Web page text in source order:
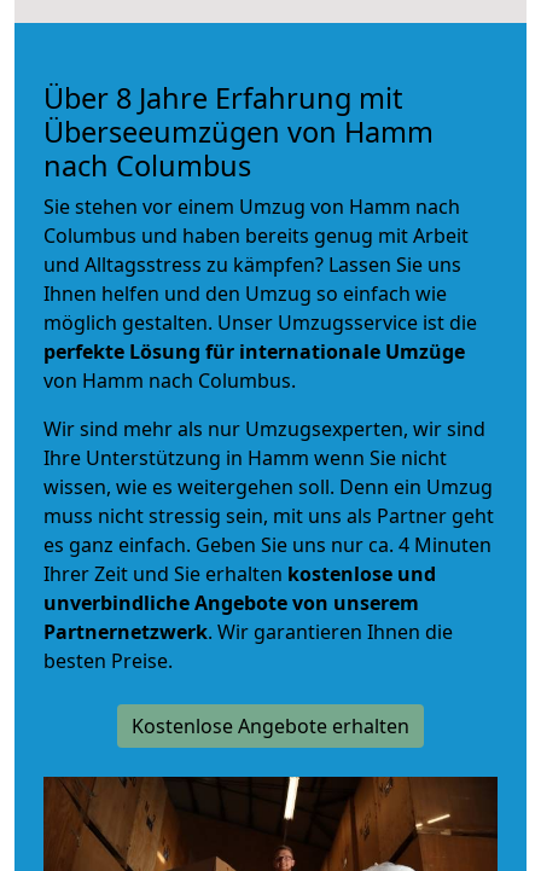
Über 8 Jahre Erfahrung mit
Überseeumzügen von Hamm
nach Columbus
Sie stehen vor einem Umzug von Hamm nach
Columbus und haben bereits genug mit Arbeit
und Alltagsstress zu kämpfen? Lassen Sie uns
Ihnen helfen und den Umzug so einfach wie
möglich gestalten. Unser Umzugsservice ist die
perfekte Lösung für internationale Umzüge
von Hamm nach Columbus.
Wir sind mehr als nur Umzugsexperten, wir sind
Ihre Unterstützung in Hamm wenn Sie nicht
wissen, wie es weitergehen soll. Denn ein Umzug
muss nicht stressig sein, mit uns als Partner geht
es ganz einfach. Geben Sie uns nur ca. 4 Minuten
Ihrer Zeit und Sie erhalten kostenlose und
unverbindlicheAngebote von unserem
Partnernetzwerk. Wir garantieren Ihnen die
besten Preise.
Kostenlose Angebote erhalten